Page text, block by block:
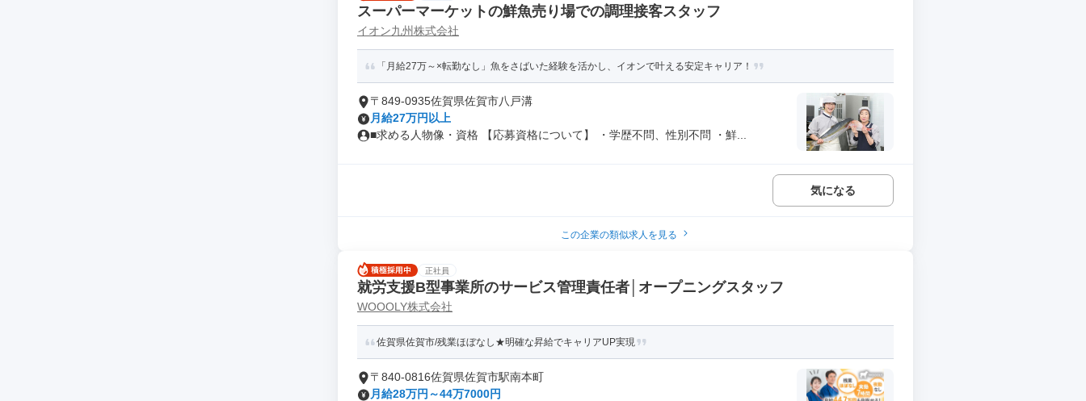
スーパーマーケットの鮮魚売り場での調理接客スタッフ
イオン九州株式会社
「月給27万～×転勤なし」魚をさばいた経験を活かし、イオンで叶える安定キャリア！
〒849-0935佐賀県佐賀市八戸溝
月給27万円以上
■求める人物像・資格 【応募資格について】 ・学歴不問、性別不問 ・鮮...
気になる
この企業の類似求人を見る
正社員
就労支援B型事業所のサービス管理責任者│オープニングスタッフ
WOOOLY株式会社
佐賀県佐賀市/残業ほぼなし★明確な昇給でキャリアUP実現
〒840-0816佐賀県佐賀市駅南本町
月給28万円～44万7000円